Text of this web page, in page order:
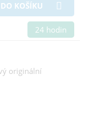
DO KOŠÍKU
24 hodin